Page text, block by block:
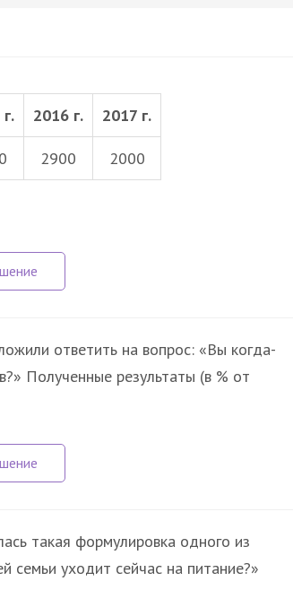
2016 г. 2017 г.
2900 2000
ответить на вопрос: «Вы когда-
Полученные результаты (в % от
такая формулировка одного из
семьи уходит сейчас на питание?»